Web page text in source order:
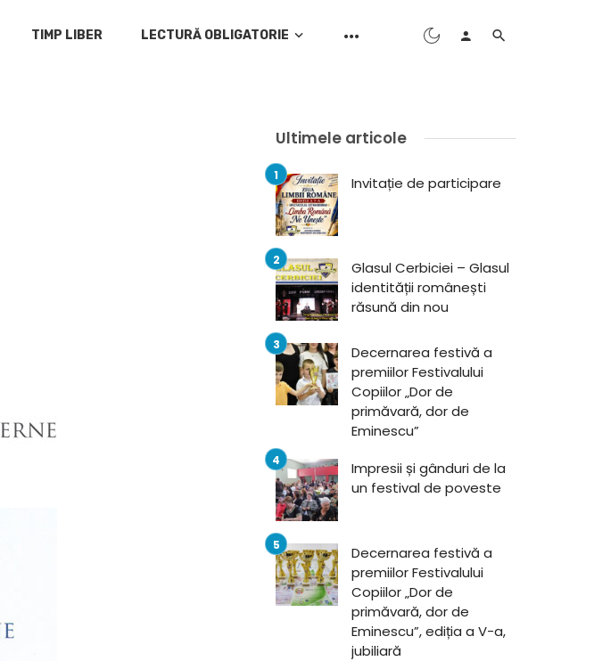
TIMP LIBER LECTURĂ OBLIGATORIE
Ultimele articole
Invitație de participare
Glasul Cerbiciei – Glasul
identității românești
răsună din nou
Decernarea festivă a
premiilor Festivalului
Copiilor „Dor de
primăvară, dor de
Eminescu”
Impresii și gânduri de la
un festival de poveste
Decernarea festivă a
premiilor Festivalului
Copiilor „Dor de
primăvară, dor de
Eminescu”, ediția a V-a,
jubiliară